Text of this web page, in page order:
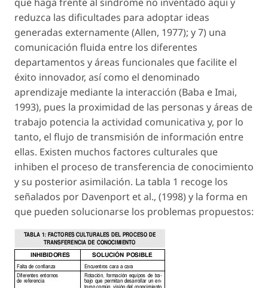
reduzca las dificultades para adoptar ideas
generadas externamente (Allen, 1977); y 7) una
comunicación fluida entre los diferentes
departamentos y áreas funcionales que facilite el
éxito innovador, así como el denominado
aprendizaje mediante la interacción (Baba e Imai,
1993), pues la proximidad de las personas y áreas de
trabajo potencia la actividad comunicativa y, por lo
tanto, el flujo de transmisión de información entre
ellas. Existen muchos factores culturales que
inhiben el proceso de transferencia de conocimiento
y su posterior asimilación. La tabla 1 recoge los
señalados por Davenport et al., (1998) y la forma en
que pueden solucionarse los problemas propuestos: